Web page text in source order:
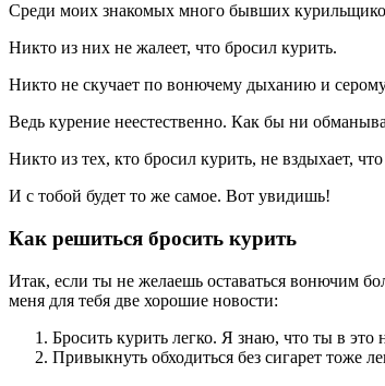
Среди моих знакомых много бывших
Никто из них не жалеет, что бросил курить.
Никто не скучает по вонючему дыханию и
Ведь курение неестественно. Как бы ни
Никто из тех, кто бросил курить, не вздыхает,
И с тобой будет то же самое. Вот увидишь!
Как решиться бросить курить
Итак, если ты не желаешь оставаться вонючим
меня для тебя две хорошие новости:
Бросить курить легко. Я знаю, что ты в это
Привыкнуть обходиться без сигарет тоже